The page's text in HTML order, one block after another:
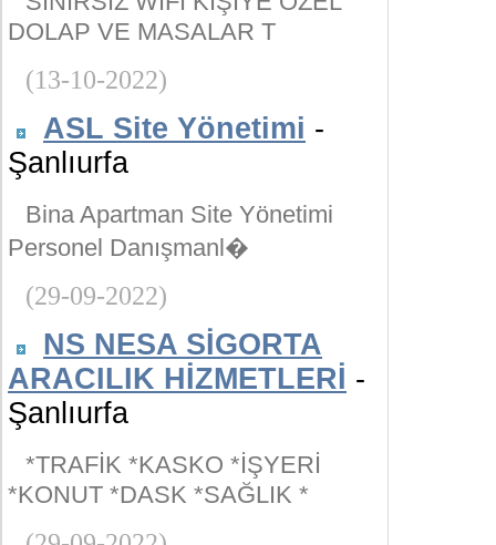
DOLAP VE MASALAR T
(13-10-2022)
ASL Site Yönetimi -
Şanlıurfa
Bina Apartman Site Yönetimi
Personel Danışmanl�
(29-09-2022)
NS NESA SİGORTA
ARACILIK HİZMETLERİ -
Şanlıurfa
*TRAFİK *KASKO *İŞYERİ
*KONUT *DASK *SAĞLIK *